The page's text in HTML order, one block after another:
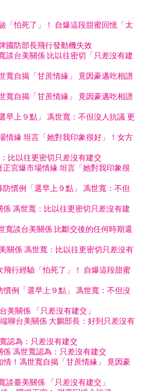
「怕死了」！ 自爆這段甜蜜回憶「太
國防部長飛行發動機失效
談台美關係 比以往密切「只差沒有建
寬自揭「甘蔗情緣」 竟因豪邁吃相譜
寬自揭「甘蔗情緣」 竟因豪邁吃相譜
早上９點」 馮世寬：不但沒人抗議 更
情緣 坦言「她對我印象很好」！女方
比以往更密切只差沒有建交
正宮爆市場情緣 坦言「她對我印象很
防慣例「選早上９點」 馮世寬：不但
係 馮世寬：比以往更密切只差沒有建
寬談台美關係 比斷交後的任何時期還
關係 馮世寬：比以往更密切只差沒有
飛行經驗「怕死了」！ 自爆這段甜蜜
慣例「選早上９點」 馮世寬：不但沒
美關係 「只差沒有建交」
聊台美關係 大鵬部長：好到只差沒有
認為：只差沒有建交
係 馮世寬認為：只差沒有建交
情！馮世寬自揭「甘蔗情緣」 竟因豪
談臺美關係 「只差沒有建交」